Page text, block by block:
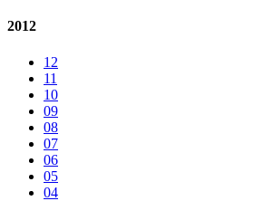
2012
12
11
10
09
08
07
06
05
04